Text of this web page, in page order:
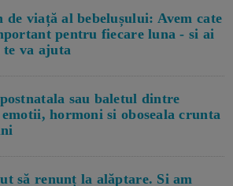
de viață al bebelușului: Avem cate
pentru fiecare luna - si ai
te va ajuta
sau baletul dintre
hormoni si oboseala crunta
să renunț la alăptare. Si am